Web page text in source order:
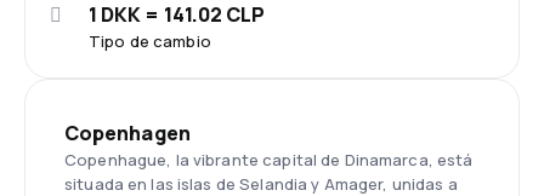
Tipo de cambio
1 DKK = 141.02 CLP
Copenhagen
Copenhague, la vibrante capital de Dinamarca, está
situada en las islas de Selandia y Amager, unidas a